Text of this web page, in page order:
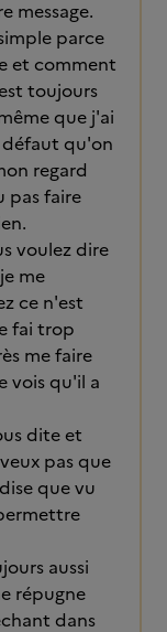
message.
parce
et comment
toujours
que j'ai
qu'on
regard
pas faire
voulez dire
me
ce n'est
fai trop
me faire
vois qu'il a
dite et
pas que
que vu
aussi
répugne
dans